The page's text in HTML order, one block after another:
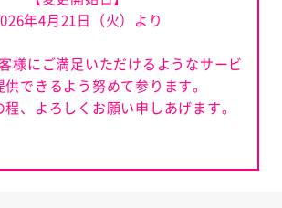
年4月21日（火）より
様にご満足いただけるようなサービ
供できるよう努めて参ります。
、よろしくお願い申しあげます。